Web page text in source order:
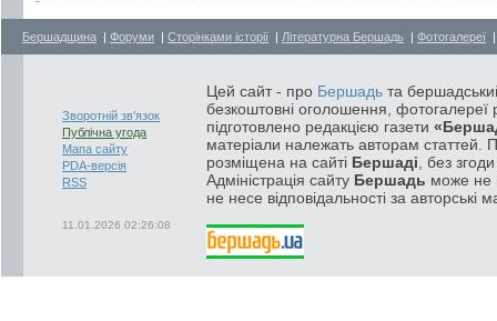
Бершадщина | Форуми | Сторінками історії | Літературна Бершадь | Фотогалереї
Зворотній зв'язок
Публічна угода
Мапа сайту
PDA-версія
RSS
11.01.2026 02:26:08
Цей сайт - про Бершадь та
безкоштовні оголошення, фотогалереї
підготовлено редакцією газети
матеріали належать авторам статтей.
розміщена на сайті Бершаді , без
Адміністрація сайту Бершадь може не
не несе відповідальності за авторські